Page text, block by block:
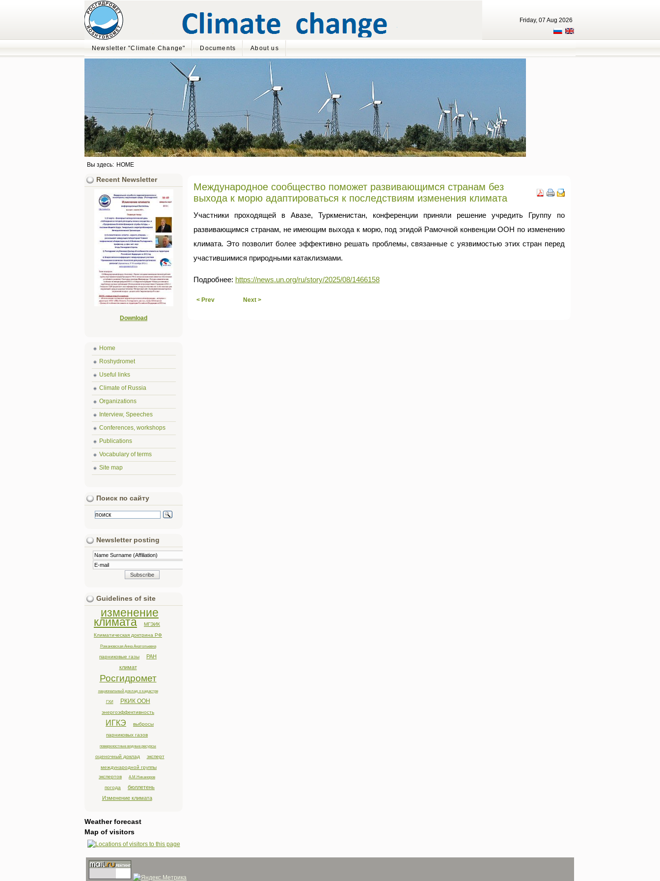
Friday, 07 Aug 2026
Newsletter "Climate Change" Documents About us
Вы здесь: HOME
Международное сообщество поможет развивающимся странам без
выхода к морю адаптироваться к последствиям изменения климата
Участники проходящей в Авазе, Туркменистан, конференции приняли решение учредить Группу по
развивающимся странам, не имеющим выхода к морю, под эгидой Рамочной конвенции ООН по изменению
климата. Это позволит более эффективно решать проблемы, связанные с уязвимостью этих стран перед
участившимися природными катаклизмами.
Подробнее: https://news.un.org/ru/story/2025/08/1466158
< Prev Next >
Recent Newsletter
Download
Home
Roshydromet
Useful links
Climate of Russia
Organizations
Interview, Speeches
Conferences, workshops
Publications
Vocabulary of terms
Site map
Поиск по сайту
Newsletter posting
Guidelines of site
изменение
климата
МГЭИК
Климатическая доктрина РФ
Романовская Анна Анатольевна
парниковые газы
РАН
климат
Росгидромет
национальный доклад о кадастре
ГХИ РКИК ООН
энергоэффективность
ИГКЭ
выбросы
парниковых газов
поверхностные водные ресурсы
оценочный доклад
эксперт
международной группы
экспертов
А.М.Никаноров
погода
бюллетень
Изменение климата
Weather forecast
Map of visitors